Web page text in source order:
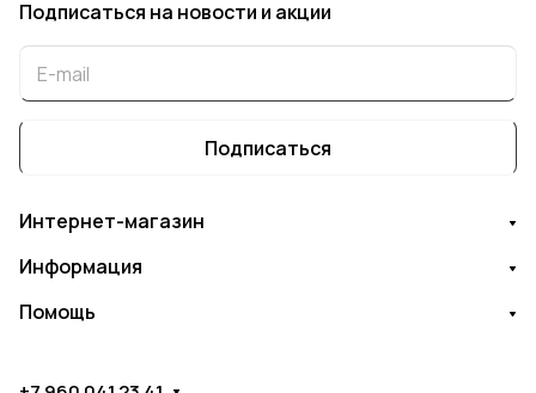
Подписаться на новости и акции
Подписаться
Интернет-магазин
Информация
Помощь